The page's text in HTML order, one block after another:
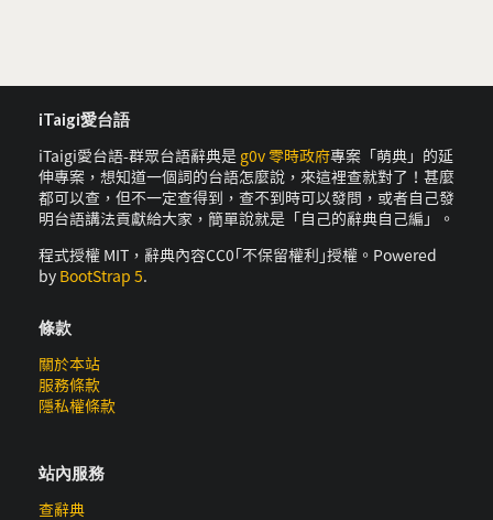
iTaigi愛台語
iTaigi愛台語-群眾台語辭典是 g0v 零時政府專案「萌典」的延
伸專案，想知道一個詞的台語怎麼說，來這裡查就對了！甚麼
都可以查，但不一定查得到，查不到時可以發問，或者自己發
明台語講法貢獻給大家，簡單說就是「自己的辭典自己編」。
程式授權 MIT，辭典內容CC0｢不保留權利｣授權。Powered
by BootStrap 5.
條款
關於本站
服務條款
隱私權條款
站內服務
查辭典